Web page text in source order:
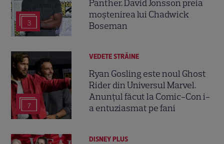
3
Panther. David Jonsson preia
moștenirea lui Chadwick
Boseman
7
VEDETE STRĂINE
Ryan Gosling este noul Ghost
Rider din Universul Marvel.
Anunțul făcut la Comic-Con i-
a entuziasmat pe fani
DISNEY PLUS